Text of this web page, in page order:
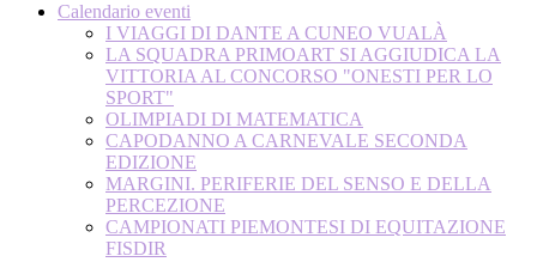
Calendario eventi
I VIAGGI DI DANTE A CUNEO VUALÀ
LA SQUADRA PRIMOART SI AGGIUDICA LA
VITTORIA AL CONCORSO "ONESTI PER LO
SPORT"
OLIMPIADI DI MATEMATICA
CAPODANNO A CARNEVALE SECONDA
EDIZIONE
MARGINI. PERIFERIE DEL SENSO E DELLA
PERCEZIONE
CAMPIONATI PIEMONTESI DI EQUITAZIONE
FISDIR